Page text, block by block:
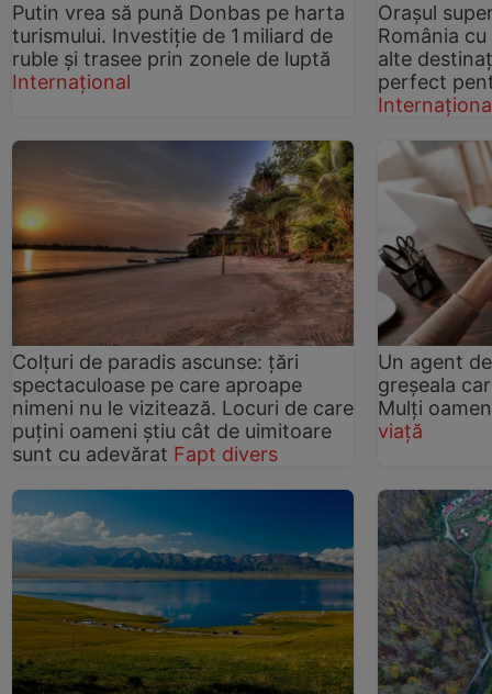
Putin vrea să pună Donbas pe harta
turismului. Investiție de 1 miliard de
ruble și trasee prin zonele de luptă
Internațional
Orașul
România
alte
perfect
Colțuri de paradis ascunse: țări
spectaculoase pe care aproape
nimeni nu le vizitează. Locuri de care
puțini oameni știu cât de uimitoare
sunt cu adevărat Fapt divers
Un agent
greșeala
Mulți
viață